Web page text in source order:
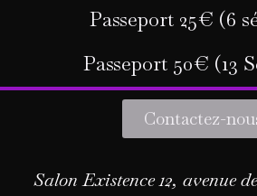
Passeport 25€ (6
Passeport 50€ (13
Contactez-
Salon Existence 12, avenue